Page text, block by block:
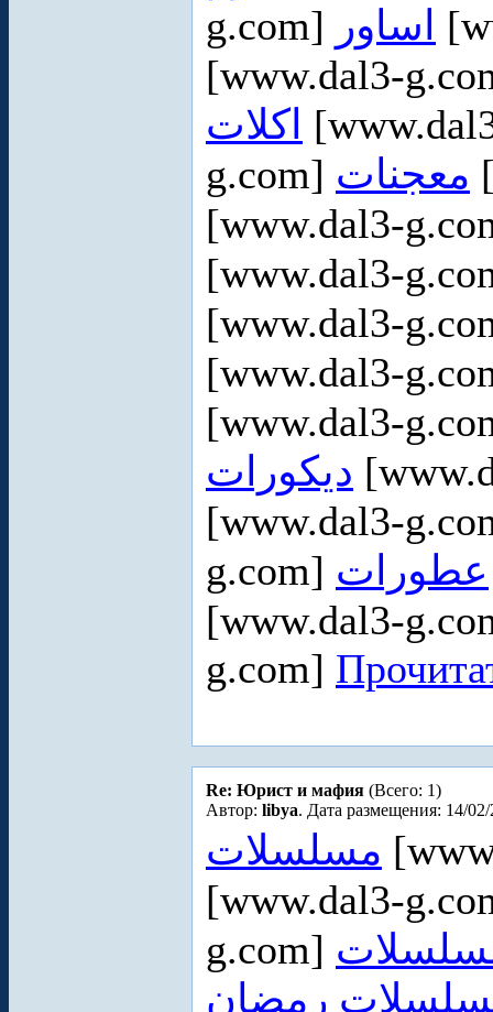
g.com] اساور
[www.dal3-
اكلات
g.com] معجنات
[www.dal3-
[www.dal3-
[www.dal3-
[www.dal3-
[www.dal3-
ديكورات
[www.dal3-
g.com] عطورات
[www.dal3-
g.com]
Re: Юрист и мафия (Всего: 1)
Автор: libya. Дата размещения: 14/02/
مسلسلات
[www.dal3-
g.com]
رمضان